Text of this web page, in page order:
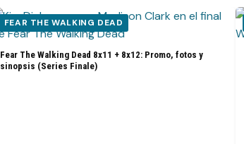
FEAR THE WALKING DEAD
Fear The Walking Dead 8x11 + 8x12: Promo, fotos y
sinopsis (Series Finale)